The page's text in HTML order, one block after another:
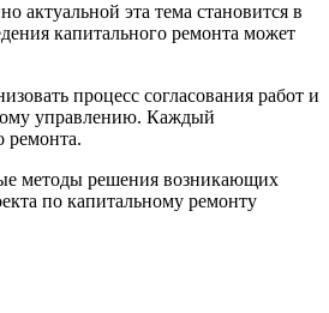
актуальной эта тема становится в
капитального ремонта может
процесс согласования работ и
управлению. Каждый
ремонта.
методы решения возникающих
по капитальному ремонту